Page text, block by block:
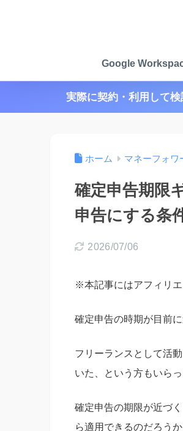
Google
実際に契約・利用して
ホーム マネーフォワ
確定申告期限
申告にする条
2026/07/06
※本記事にはアフィリエ
確定申告の時期が目前
フリーランスとして活
いた、という方もいら
確定申告の期限が近づ
ら適用できるのだろう